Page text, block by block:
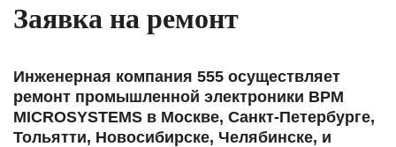
Заявка на ремонт
Инженерная компания 555 осуществляет
ремонт промышленной электроники BPM
MICROSYSTEMS в Москве, Санкт-Петербурге,
Тольятти, Новосибирске, Челябинске, и